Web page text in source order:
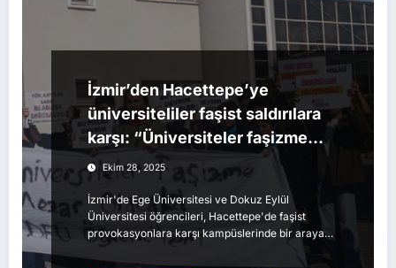
İzmir’den Hacettepe’ye
üniversiteliler faşist saldırılara
karşı: “Üniversiteler faşizme
mezar olacak!”
Ekim 28, 2025
İzmir'de Ege Üniversitesi ve Dokuz Eylül
Üniversitesi öğrencileri, Hacettepe'de faşist
provokasyonlara karşı kampüslerinde bir araya…